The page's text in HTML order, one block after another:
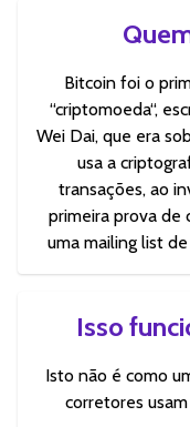
Bitcoin foi o
“criptomoeda“,
Wei Dai, que era
usa a
transações, ao
primeira prova de
uma mailing list
Isso
Isto não é como
corretores